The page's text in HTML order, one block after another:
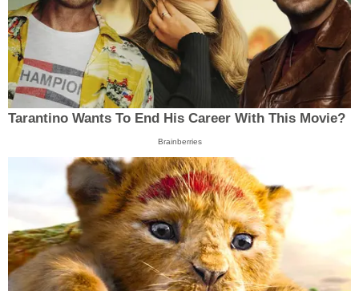
Tarantino Wants To End His Career With This Movie?
Brainberries